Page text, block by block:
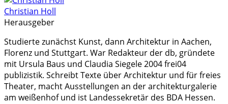
Christian Holl
Herausgeber
Studierte zunächst Kunst, dann Architektur in Aachen,
Florenz und Stuttgart. War Redakteur der db, gründete
mit Ursula Baus und Claudia Siegele 2004 frei04
publizistik. Schreibt Texte über Architektur und für freies
Theater, macht Ausstellungen an der architekturgalerie
am weißenhof und ist Landessekretär des BDA Hessen.